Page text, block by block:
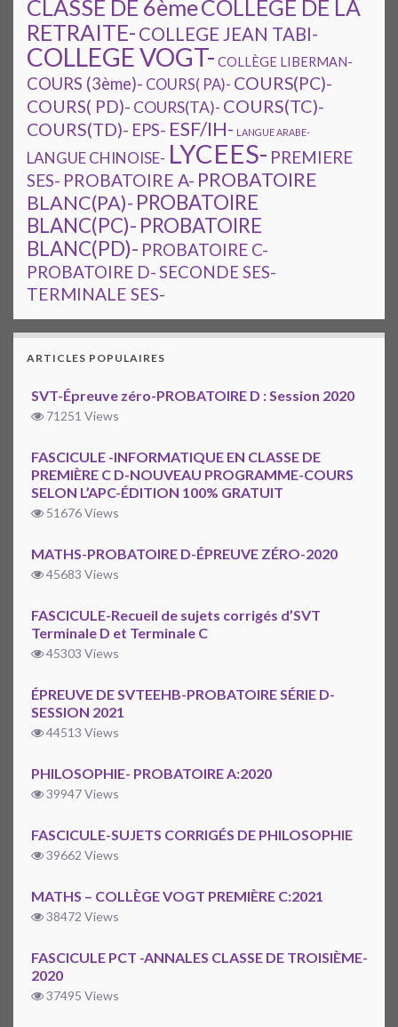
CLASSE DE 6èmeCOLLEGE DE LA
RETRAITE- COLLEGE JEAN TABI-
COLLEGE VOGT- COLLÈGE LIBERMAN-
COURS (3ème)- COURS( PA)- COURS(PC)-
COURS( PD)- COURS(TA)- COURS(TC)-
COURS(TD)- EPS- ESF/IH- LANGUE ARABE-
LANGUE CHINOISE- LYCEES- PREMIERE
SES- PROBATOIRE A- PROBATOIRE
BLANC(PA)- PROBATOIRE
BLANC(PC)- PROBATOIRE
BLANC(PD)- PROBATOIRE C-
PROBATOIRE D-SECONDE SES-
TERMINALE SES-
ARTICLES POPULAIRES
SVT-Épreuve zéro-PROBATOIRE D : Session 2020
71251 Views
FASCICULE -INFORMATIQUE EN CLASSE DE
PREMIÈRE C D-NOUVEAU PROGRAMME-COURS
SELON L’APC-ÉDITION 100% GRATUIT
51676 Views
MATHS-PROBATOIRE D-ÉPREUVE ZÉRO-2020
45683 Views
FASCICULE-Recueil de sujets corrigés d’SVT
Terminale D et Terminale C
45303 Views
ÉPREUVE DE SVTEEHB-PROBATOIRE SÉRIE D-
SESSION 2021
44513 Views
PHILOSOPHIE- PROBATOIRE A:2020
39947 Views
FASCICULE-SUJETS CORRIGÉS DE PHILOSOPHIE
39662 Views
MATHS – COLLÈGE VOGT PREMIÈRE C:2021
38472 Views
FASCICULE PCT -ANNALES CLASSE DE TROISIÈME-
2020
37495 Views